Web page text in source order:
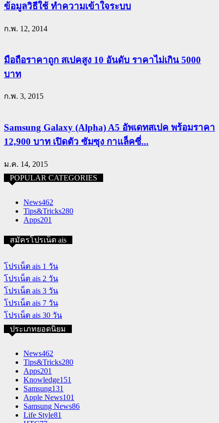
ข้อมูลวิธีใช้ ทำความเข้าใจระบบ
ก.พ. 12, 2014
มือถือราคาถูก สเปคสูง 10 อันดับ ราคาไม่เกิน 5000
บาท
ก.พ. 3, 2015
Samsung Galaxy (Alpha) A5 อัพเดทสเปค พร้อมราคา
12,900 บาท เปิดตัว ซัมซุง กาแล็คซี่...
ม.ค. 14, 2015
POPULAR CATEGORIES
News462
Tips&Tricks280
Apps201
สมัครโปรเน็ต ais
โปรเน็ต ais 1 วัน
โปรเน็ต ais 2 วัน
โปรเน็ต ais 3 วัน
โปรเน็ต ais 7 วัน
โปรเน็ต ais 30 วัน
ประเภทยอดนิยม
News462
Tips&Tricks280
Apps201
Knowledge151
Samsung131
Apple News101
Samsung News86
Life Style81